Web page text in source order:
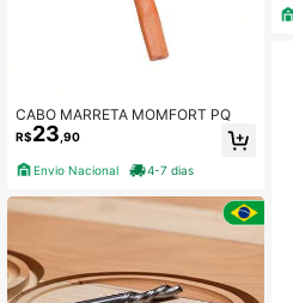
CABO MARRETA MOMFORT PQ
R$23 ,90
Envio Nacional 4-7 dias